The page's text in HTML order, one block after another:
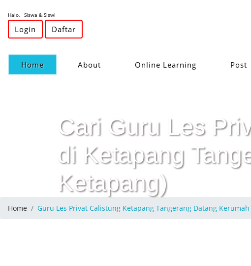
Halo, Siswa & Siswi
Login Daftar
Home(current) About Online Learning Post
Cari Guru Les
di Ketapang
Ketapang)
Home Guru Les Privat Calistung Ketapang Tangerang Datang Kerumah